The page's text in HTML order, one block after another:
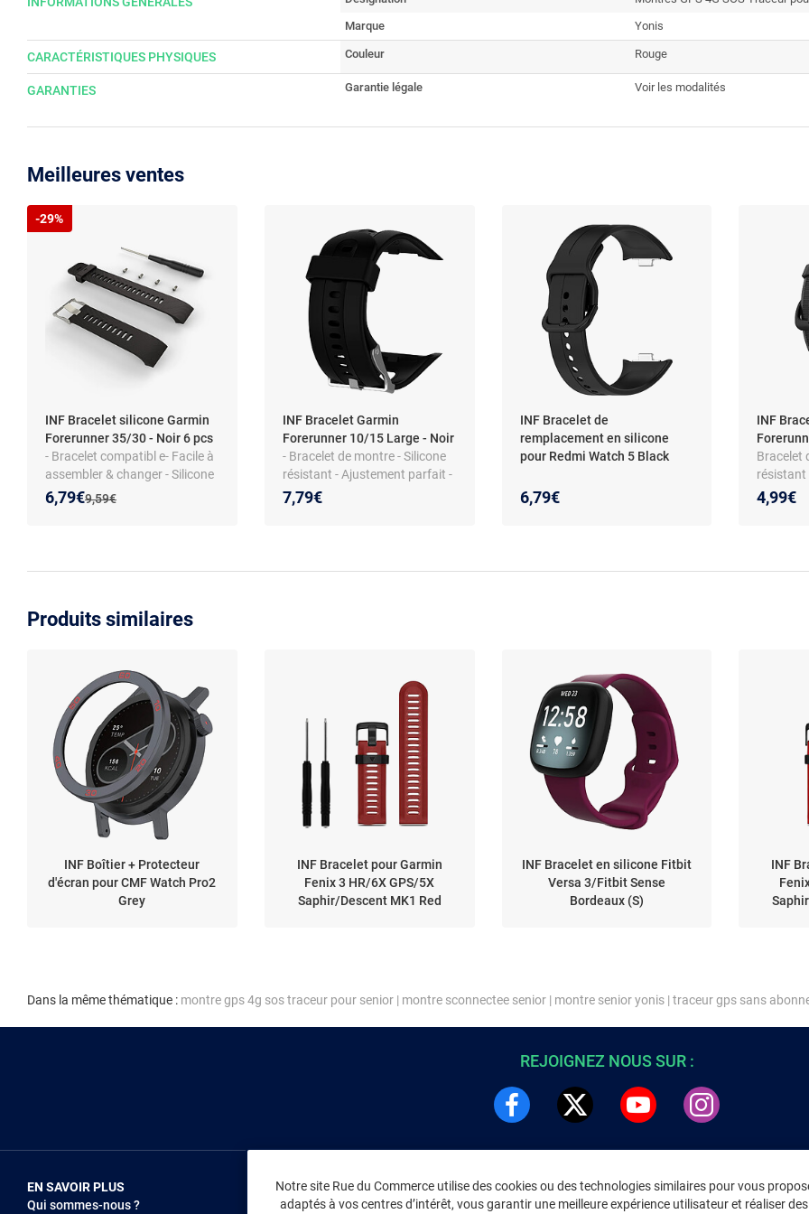
Marque
Yonis
CARACTÉRISTIQUES PHYSIQUES Couleur Rouge
GARANTIES Garantie légale Voir les modalités
Meilleures ventes
INF Bracelet silicone Garmin
Forerunner 35/30 - Noir 6 pcs
- Bracelet compatibl e- Facile à
assembler & changer - Silicone
durable - Tournevis et vis inclus
Ancien prix :
9,59€
Nouveau prix :
6,79€
Réduction de :
-29%
INF Bracelet Garmin
Forerunner 10/15 Large - Noir
- Bracelet de montre - Silicone
résistant - Ajustement parfait -
Noir
7,79€
INF Bracelet de
remplacement en silicone
pour Redmi Watch 5 Black
6,79€
INF
Bracelet
résistant
Outils
4,99€
Produits similaires
INF Boîtier + Protecteur
d'écran pour CMF Watch Pro2
Grey
INF Bracelet pour Garmin
Fenix 3 HR/6X GPS/5X
Saphir/Descent MK1 Red
INF Bracelet en silicone Fitbit
Versa 3/Fitbit Sense
Bordeaux (S)
INF
Dans la même thématique : montre gps 4g sos traceur pour senior | montre sconnectee senior | montre senior yonis | traceur gps sans
Notre site Rue du Commerce utilise des cookies ou des technologies similaires pour vous
adaptés à vos centres d’intérêt, vous garantir une meilleure expérience utilisateur et réaliser
REJOIGNEZ NOUS SUR :
EN SAVOIR PLUS
Qui sommes-nous ?
NOUS REJOINDRE
Vendez sur RDC
INFORMATIONS LÉGALES
Environnement